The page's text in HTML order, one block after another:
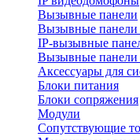
Вызывные панели
Вызывные панели
IP-вызывные
Вызывные панели
Аксессуары для
Блоки питания
Блоки сопряжения
Модули
Сопутствующие